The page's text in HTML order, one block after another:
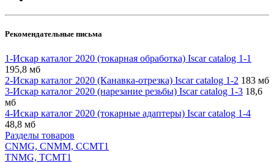
Рекомендательные письма
1-Искар каталог 2020 (токарная обработка) Iscar catalog 1-1
195,8 мб
2-Искар каталог 2020 (Канавка-отрезка) Iscar catalog 1-2 183 мб
3-Искар каталог 2020 (нарезание резьбы) Iscar catalog 1-3 18,6
мб
4-Искар каталог 2020 (токарные адаптеры) Iscar catalog 1-4
48,8 мб
Разделы товаров
CNMG, CNMM, CCMT1
TNMG, TCMT1